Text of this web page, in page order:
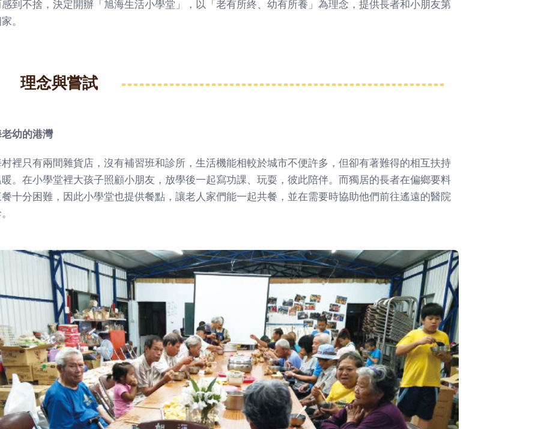
到不捨，決定開辦「旭海生活小學堂」，以「老有所終、幼有所養」為理念，提供長者和小朋友第
。
理念與嘗試
幼的港灣
裡只有兩間雜貨店，沒有補習班和診所，生活機能相較於城市不便許多，但卻有著難得的相互扶持
。在小學堂裡大孩子照顧小朋友，放學後一起寫功課、玩耍，彼此陪伴。而獨居的長者在偏鄉要料
十分困難，因此小學堂也提供餐點，讓老人家們能一起共餐，並在需要時協助他們前往遙遠的醫院